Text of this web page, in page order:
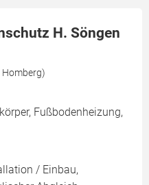
H. Söngen
Homberg)
Fußbodenheizung,
/ Einbau,